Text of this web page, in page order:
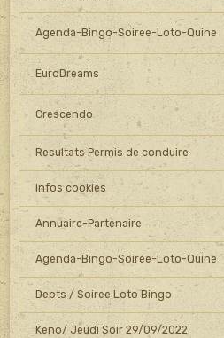
Agenda-Bingo-Soiree-Loto-Quine
EuroDreams
Crescendo
Resultats Permis de conduire
Infos cookies
Annuaire-Partenaire
Agenda-Bingo-Soirée-Loto-Quine
Depts / Soiree Loto Bingo
Keno/ Jeudi Soir 29/09/2022